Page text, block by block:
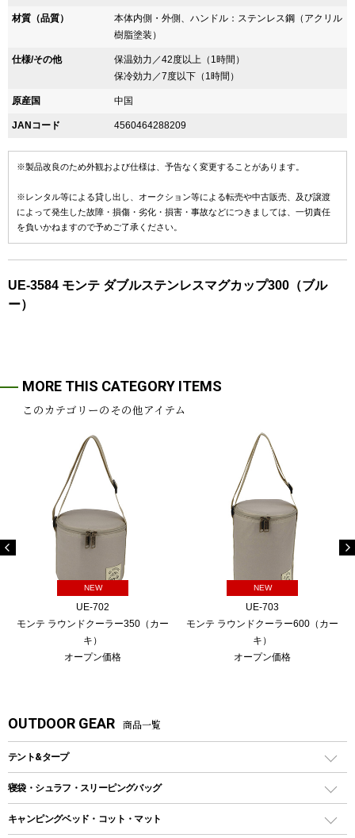
材質（品質）
本体内側・外側、ハンドル：ステンレス鋼（アクリル
樹脂塗装）
仕様/その他
保温効力／42度以上（1時間）
保冷効力／7度以下（1時間）
原産国 中国
JANコード 4560464288209
※製品改良のため外観および仕様は、予告なく変更することがあります。
※レンタル等による貸し出し、オークション等による転売や中古販売、及び譲渡
によって発生した故障・損傷・劣化・損害・事故などにつきましては、一切責任
を負いかねますので予めご了承ください。
UE-3584 モンテ ダブルステンレスマグカップ300（ブル
ー）
MORE THIS CATEGORY ITEMS
このカテゴリーのその他アイテム
NEW
UE-702
モンテ ラウンドクーラー350（カー
キ）
オープン価格
NEW
UE-703
モンテ ラウンドクーラー600（カー
キ）
オープン価格
OUTDOOR GEAR 商品一覧
テント&タープ
テント
ツールームテント
寝袋・シュラフ・スリーピングバッグ
レクタングラー型（封筒型）シュラフ
キャンピングベッド・コット・マット